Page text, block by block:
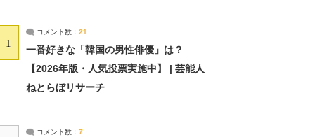
1
コメント数： 21
一番好きな「韓国の男性俳優」は？
【2026年版・人気投票実施中】 | 芸能人
ねとらぼリサーチ
コメント数： 7